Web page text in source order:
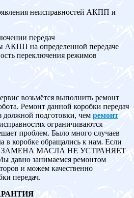
неисправностей АКПП и
передач
АКПП на определенной передаче
переключения режимов
возьмётся выполнить ремонт
Ремонт данной коробки передач
должной подготовки, чем ремонт
ограничиваются
проблем. Было много случаев
в коробке обращались к нам. Если
то ЗАМЕНА МАСЛА НЕ УСТРАНЯЕТ
занимаемся ремонтом
и можем качественно
передач.